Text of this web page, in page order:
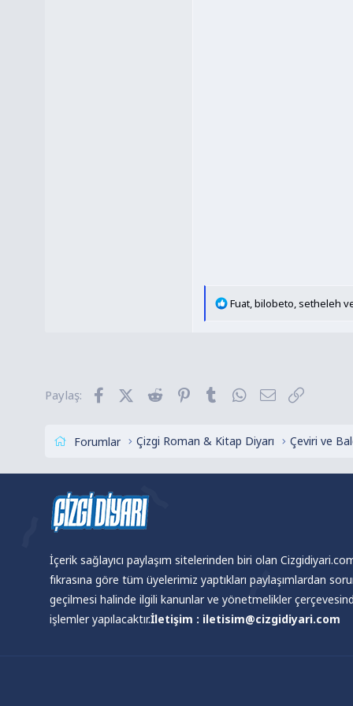
T
e
Fuat,bilobeto,setheleh
Paylaş: FacebookX (Twitter)
Reddit PinterestTumblrWhatsApp
E-posta
Forumlar Çizgi Roman & Kitap Diyarı Çeviri ve
İçerik sağlayıcı paylaşım sitelerinden biri olan
fıkrasına göre tüm üyelerimiz yaptıkları paylaşımlardan
geçilmesi halinde ilgili kanunlar ve yönetmelikler
işlemler yapılacaktır.İletişim : iletisim@cizgidiyari.com